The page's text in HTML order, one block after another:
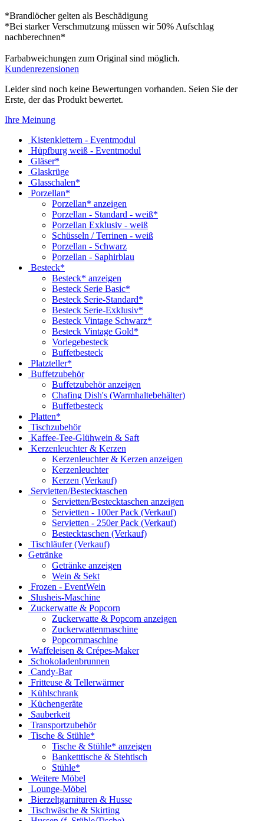
*Brandlöcher gelten als Beschädigung
*Bei starker Verschmutzung müssen wir 50% Aufschlag
nachberechnen*
Farbabweichungen zum Original sind möglich.
Kundenrezensionen
Leider sind noch keine Bewertungen vorhanden. Seien Sie der
Erste, der das Produkt bewertet.
Ihre Meinung
Kistenklettern - Eventmodul
Hüpfburg weiß - Eventmodul
Gläser*
Glaskrüge
Glasschalen*
Porzellan*
Porzellan* anzeigen
Porzellan - Standard - weiß*
Porzellan Exklusiv - weiß
Schüsseln / Terrinen - weiß
Porzellan - Schwarz
Porzellan - Saphirblau
Besteck*
Besteck* anzeigen
Besteck Serie Basic*
Besteck Serie-Standard*
Besteck Serie-Exklusiv*
Besteck Vintage Schwarz*
Besteck Vintage Gold*
Vorlegebesteck
Buffetbesteck
Platzteller*
Buffetzubehör
Buffetzubehör anzeigen
Chafing Dish's (Warmhaltebehälter)
Buffetbesteck
Platten*
Tischzubehör
Kaffee-Tee-Glühwein & Saft
Kerzenleuchter & Kerzen
Kerzenleuchter & Kerzen anzeigen
Kerzenleuchter
Kerzen (Verkauf)
Servietten/Bestecktaschen
Servietten/Bestecktaschen anzeigen
Servietten - 100er Pack (Verkauf)
Servietten - 250er Pack (Verkauf)
Bestecktaschen (Verkauf)
Tischläufer (Verkauf)
Getränke
Getränke anzeigen
Wein & Sekt
Frozen - EventWein
Slusheis-Maschine
Zuckerwatte & Popcorn
Zuckerwatte & Popcorn anzeigen
Zuckerwattenmaschine
Popcornmaschine
Waffeleisen & Crépes-Maker
Schokoladenbrunnen
Candy-Bar
Fritteuse & Tellerwärmer
Kühlschrank
Küchengeräte
Sauberkeit
Transportzubehör
Tische & Stühle*
Tische & Stühle* anzeigen
Banketttische & Stehtisch
Stühle*
Weitere Möbel
Lounge-Möbel
Bierzeltgarnituren & Husse
Tischwäsche & Skirting